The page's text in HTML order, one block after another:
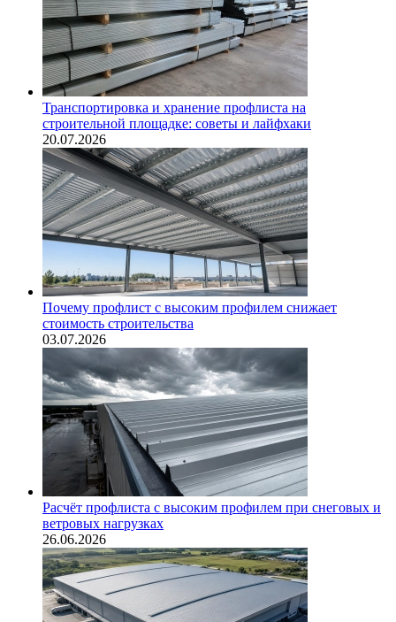
Транспортировка и хранение профлиста на
строительной площадке: советы и лайфхаки
20.07.2026
Почему профлист с высоким профилем снижает
стоимость строительства
03.07.2026
Расчёт профлиста с высоким профилем при снеговых и
ветровых нагрузках
26.06.2026